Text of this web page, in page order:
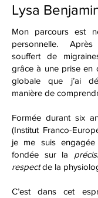
Lysa
Mon parcours est
personnelle.
souffert de
grâce à une prise en
globale que j’ai
manière de
Formée durant six
(Institut Franco-
je me suis
fondée sur la
respectde la
C’est dans cet